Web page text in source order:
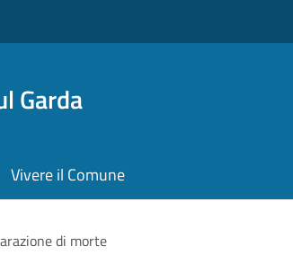
Garda
Vivere il Comune
di morte